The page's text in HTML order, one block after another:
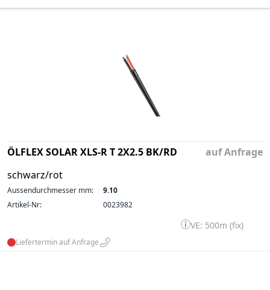
ÖLFLEX SOLAR XLS-R T 2X2.5 BK/RD
schwarz/rot
auf Anfrage
Aussendurchmesser mm:
9.10
Artikel-Nr:
0023982
VE: 500m (fix)
Liefertermin auf Anfrage